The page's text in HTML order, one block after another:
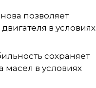
позволяет
в условиях
сохраняет
масел в условиях